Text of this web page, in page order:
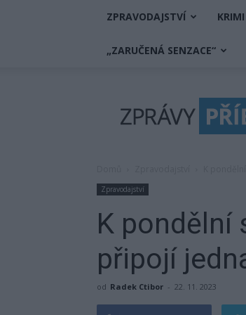
ZPRAVODAJSTVÍ KRIMI
„ZARUČENÁ SENZACE“
Příbram
Zpravodajství
K pondělní
připojí
od Radek Ctibor - 22. 11. 2023